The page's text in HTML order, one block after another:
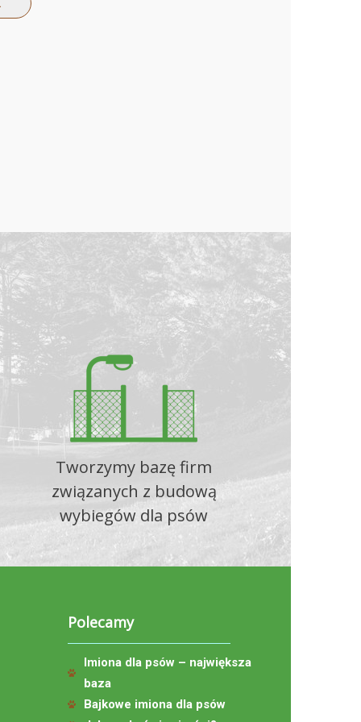
Tworzymy bazę firm
związanych z budową
wybiegów dla psów
Polecamy
Imiona dla psów – największa
baza
Bajkowe imiona dla psów